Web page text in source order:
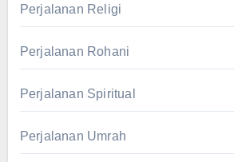
Perjalanan Religi
Perjalanan Rohani
Perjalanan Spiritual
Perjalanan Umrah